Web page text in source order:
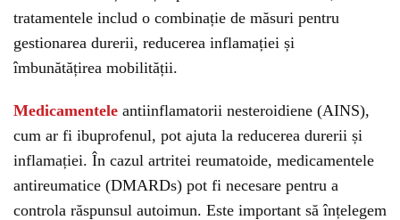
tratamentele includ o combinație de măsuri pentru
gestionarea durerii, reducerea inflamației și
îmbunătățirea mobilității.
Medicamentele antiinflamatorii nesteroidiene (AINS),
cum ar fi ibuprofenul, pot ajuta la reducerea durerii și
inflamației. În cazul artritei reumatoide, medicamentele
antireumatice (DMARDs) pot fi necesare pentru a
controla răspunsul autoimun. Este important să înțelegem